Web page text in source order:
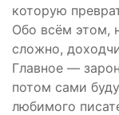
которую
Обо всём этом,
сложно,
Главное —
потом сами
любимого